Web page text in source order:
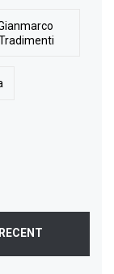
RECENT